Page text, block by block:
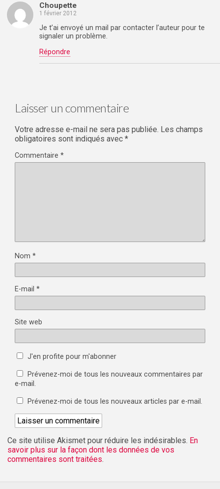
Choupette
1 février 2012
Je t’ai envoyé un mail par contacter l’auteur pour te
signaler un problème.
Répondre
Laisser un commentaire
Votre adresse e-mail ne sera pas publiée. Les champs
obligatoires sont indiqués avec *
Commentaire *
Nom *
E-mail *
Site web
J'en profite pour m'abonner
Prévenez-moi de tous les nouveaux commentaires par
e-mail.
Prévenez-moi de tous les nouveaux articles par e-mail.
Ce site utilise Akismet pour réduire les indésirables. En
savoir plus sur la façon dont les données de vos
commentaires sont traitées.